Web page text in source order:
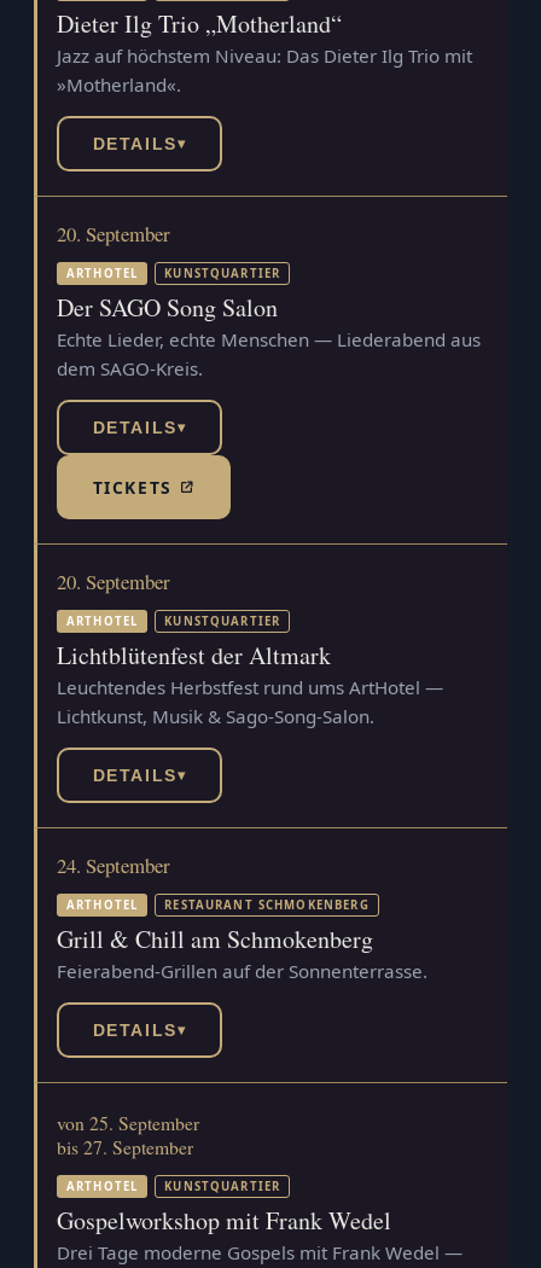
Dieter Ilg Trio „Motherland“
Jazz auf höchstem Niveau: Das Dieter Ilg Trio mit
»Motherland«.
DETAILS▾
20. September
ARTHOTEL KUNSTQUARTIER
Der SAGO Song Salon
Echte Lieder, echte Menschen — Liederabend aus
dem SAGO-Kreis.
DETAILS▾
TICKETS(TICKETSHOP, ÖFFNET IN NEUEM TAB)
20. September
ARTHOTEL KUNSTQUARTIER
Lichtblütenfest der Altmark
Leuchtendes Herbstfest rund ums ArtHotel —
Lichtkunst, Musik & Sago-Song-Salon.
DETAILS▾
24. September
ARTHOTEL RESTAURANT SCHMOKENBERG
Grill & Chill am Schmokenberg
Feierabend-Grillen auf der Sonnenterrasse.
DETAILS▾
von 25. September
bis 27. September
ARTHOTEL KUNSTQUARTIER
Gospelworkshop mit Frank Wedel
Drei Tage moderne Gospels mit Frank Wedel —